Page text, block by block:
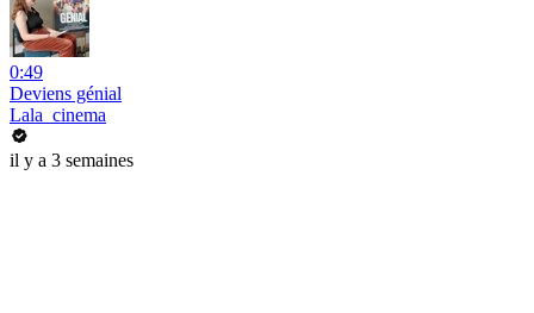
0:49
Deviens génial
Lala_cinema
il y a 3 semaines